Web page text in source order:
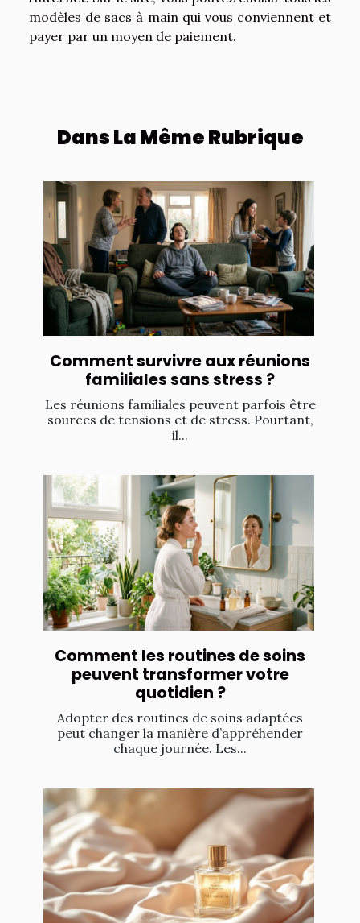
modèles de sacs à main qui vous conviennent et
payer par un moyen de paiement.
Dans La Même Rubrique
Comment survivre aux réunions
familiales sans stress ?
Les réunions familiales peuvent parfois être
sources de tensions et de stress. Pourtant,
il...
Comment les routines de soins
peuvent transformer votre
quotidien ?
Adopter des routines de soins adaptées
peut changer la manière d’appréhender
chaque journée. Les...